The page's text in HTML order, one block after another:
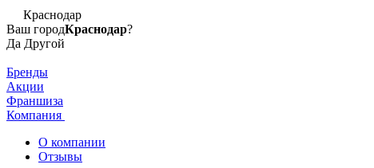
Краснодар
Ваш городКраснодар?
Да Другой
Бренды
Акции
Франшиза
Компания
О компании
Отзывы